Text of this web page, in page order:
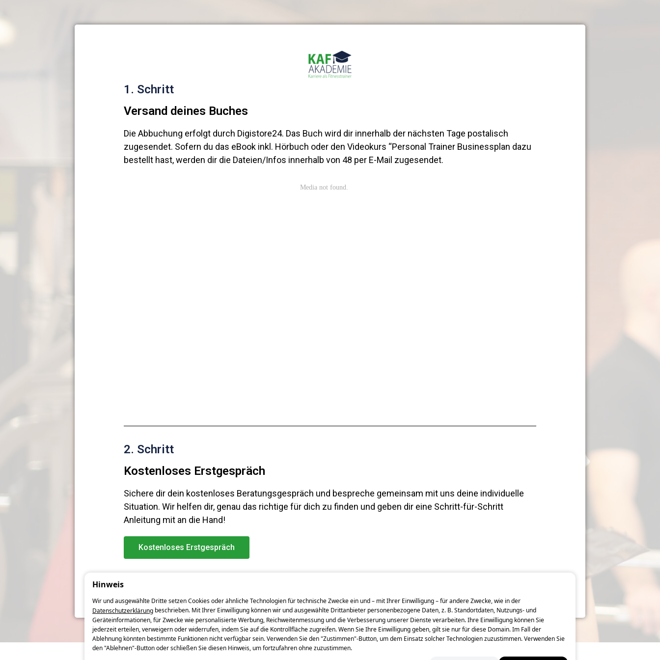
1. Schritt
Versand deines Buches
Die Abbuchung erfolgt durch Digistore24. Das Buch wird dir innerhalb der nächsten Tage postalisch
zugesendet. Sofern du das eBook inkl. Hörbuch oder den Videokurs “Personal Trainer Businessplan dazu
bestellt hast, werden dir die Dateien/Infos innerhalb von 48 per E-Mail zugesendet.
2. Schritt
Kostenloses Erstgespräch
Sichere dir dein kostenloses Beratungsgespräch und bespreche gemeinsam mit uns deine individuelle
Situation. Wir helfen dir, genau das richtige für dich zu finden und geben dir eine Schritt-für-Schritt
Anleitung mit an die Hand!
Kostenloses Erstgespräch
Hinweis
Wir und ausgewählte Dritte setzen Cookies oder ähnliche Technologien für technische Zwecke ein und – mit Ihrer Einwilligung – für andere Zwecke, wie in der
Datenschutzerklärung beschrieben. Mit Ihrer Einwilligung können wir und ausgewählte Drittanbieter personenbezogene Daten, z. B. Standortdaten, Nutzungs- und
Geräteinformationen, für Zwecke wie personalisierte Werbung, Reichweitenmessung und die Verbesserung unserer Dienste verarbeiten. Ihre Einwilligung können Sie
jederzeit erteilen, verweigern oder widerrufen, indem Sie auf die Kontrollfläche zugreifen. Wenn Sie Ihre Einwilligung geben, gilt sie nur für diese Domain. Im Fall der
Ablehnung könnten bestimmte Funktionen nicht verfügbar sein. Verwenden Sie den "Zustimmen"-Button, um dem Einsatz solcher Technologien zuzustimmen. Verwenden Sie
den "Ablehnen"-Button oder schließen Sie diesen Hinweis, um fortzufahren ohne zuzustimmen.